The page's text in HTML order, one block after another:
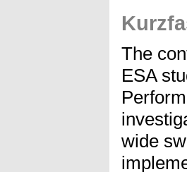
The
ESA
wide